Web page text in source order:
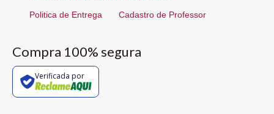
Politica de Entrega Cadastro de Professor
Compra 100% segura
Verificada por